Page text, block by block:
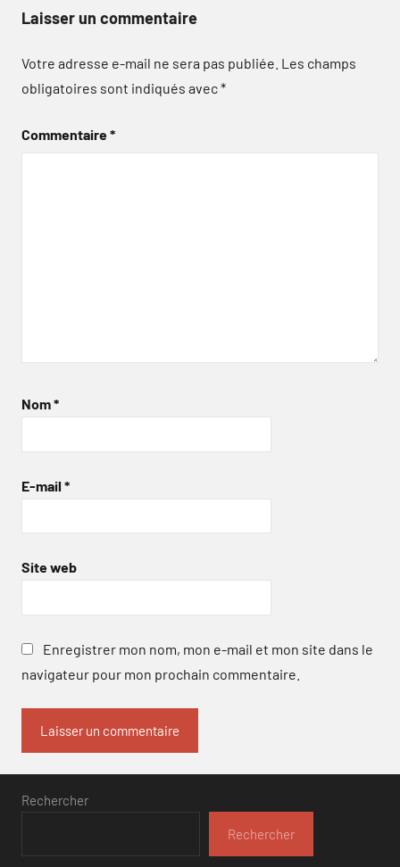
Laisser un commentaire
Votre adresse e-mail ne sera pas publiée. Les champs
obligatoires sont indiqués avec*
Commentaire*
Nom*
E-mail *
Site web
Enregistrer mon nom, mon e-mail et mon site dans le
navigateur pour mon prochain commentaire.
Rechercher
Rechercher